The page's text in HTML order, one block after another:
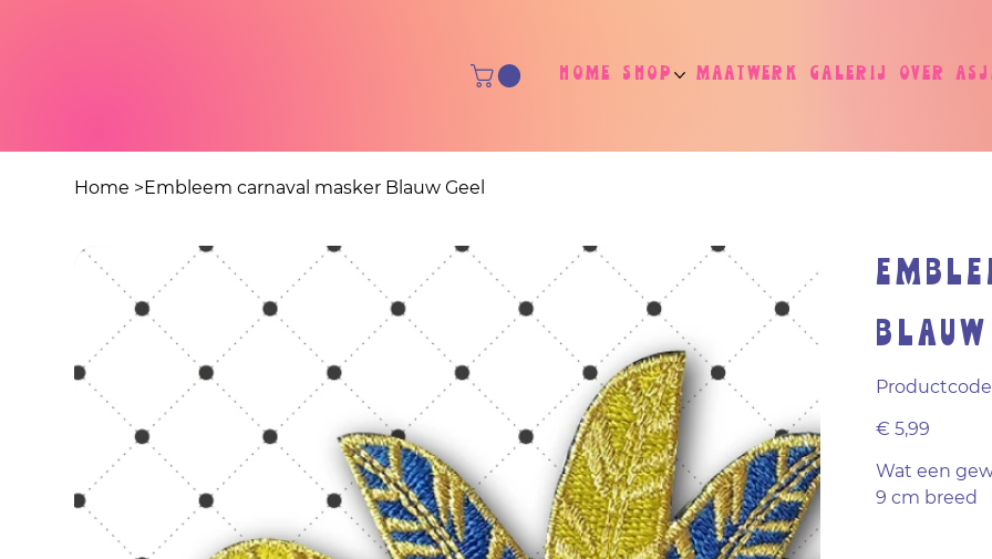
Home Shop Maatwerk Galerij Over
Home >Embleem carnaval masker Blauw Geel
Prijs
€ 5,99
Wat een
9 cm breed